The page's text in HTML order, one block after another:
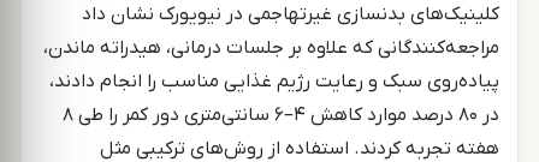
کلینیک‌های بدنسازی غیرتهاجمی در نیویورک نشان داد
مراجعه‌کنندگانی که علاوه بر جلسات درمانی، هیدراته ماندن،
پیاده‌روی سبک و رعایت رژیم غذایی مناسب را انجام دادند،
در ۸۰ درصد موارد کاهش ۴–۶ سانتی‌متری دور کمر را طی ۸
هفته تجربه کردند. استفاده از روش‌های ترکیبی مثل